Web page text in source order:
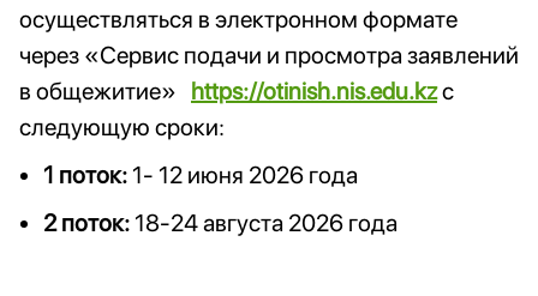
осуществляться в электронном формате
через «Сервис подачи и просмотра заявлений
в общежитие» https://otinish.nis.edu.kzс
следующую сроки:
1 поток: 1- 12 июня 2026 года
2 поток: 18-24 августа 2026 года